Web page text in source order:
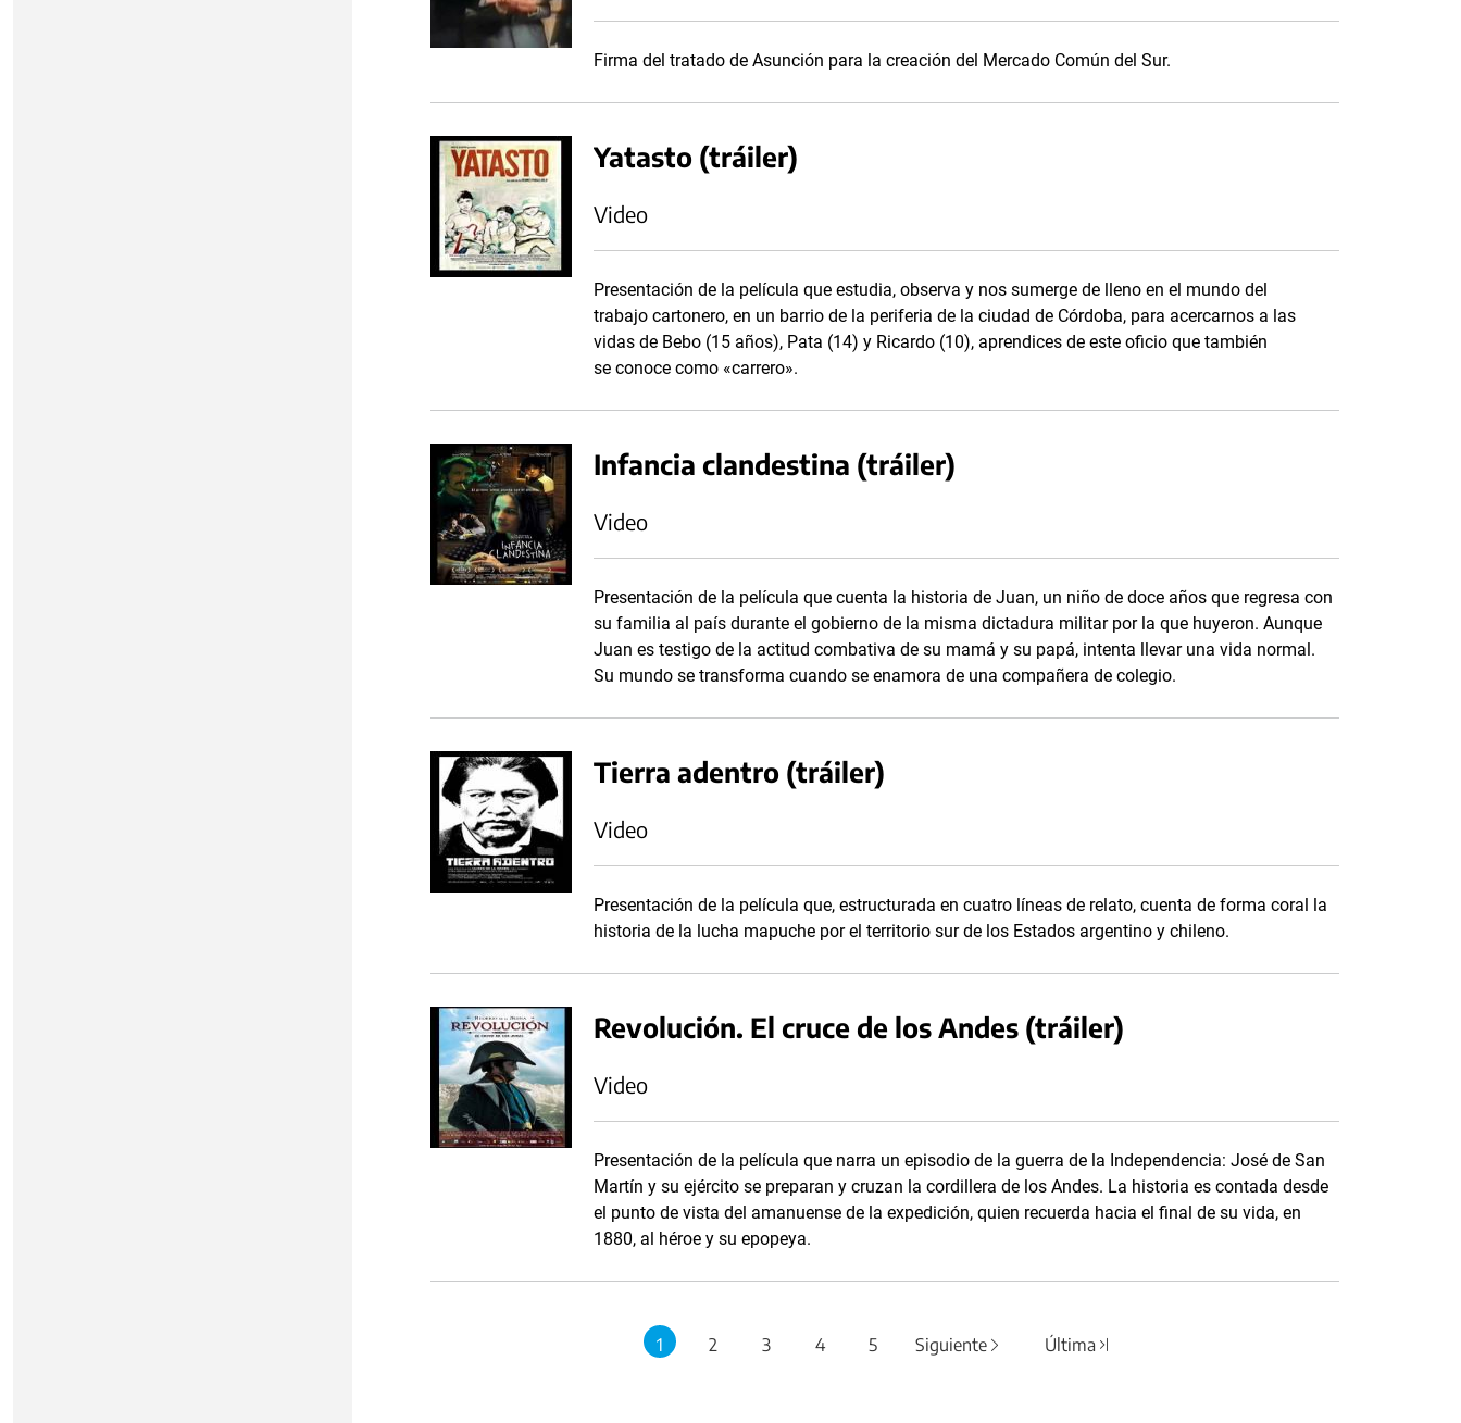
Firma del tratado de Asunción para la creación del Mercado Común del Sur.
Yatasto (tráiler)
Video
Presentación de la película que estudia, observa y nos sumerge de lleno en el mundo del
trabajo cartonero, en un barrio de la periferia de la ciudad de Córdoba, para acercarnos a las
vidas de Bebo (15 años), Pata (14) y Ricardo (10), aprendices de este oficio que también
se conoce como «carrero».
Infancia clandestina (tráiler)
Video
Presentación de la película que cuenta la historia de Juan, un niño de doce años que regresa con
su familia al país durante el gobierno de la misma dictadura militar por la que huyeron. Aunque
Juan es testigo de la actitud combativa de su mamá y su papá, intenta llevar una vida normal.
Su mundo se transforma cuando se enamora de una compañera de colegio.
Tierra adentro (tráiler)
Video
Presentación de la película que, estructurada en cuatro líneas de relato, cuenta de forma coral la
historia de la lucha mapuche por el territorio sur de los Estados argentino y chileno.
Revolución. El cruce de los Andes (tráiler)
Video
Presentación de la película que narra un episodio de la guerra de la Independencia: José de San
Martín y su ejército se preparan y cruzan la cordillera de los Andes. La historia es contada desde
el punto de vista del amanuense de la expedición, quien recuerda hacia el final de su vida, en
1880, al héroe y su epopeya.
1 2 3 4 5 Siguiente Última